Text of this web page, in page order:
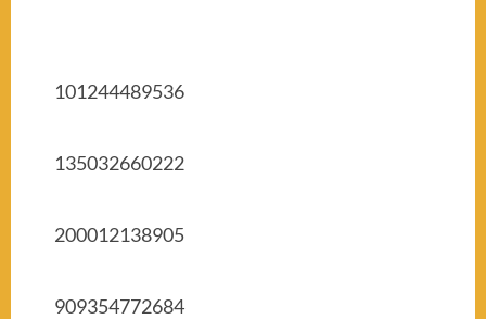
101244489536
135032660222
200012138905
909354772684